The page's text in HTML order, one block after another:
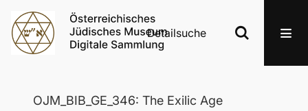
Detailsuche
OJM_BIB_GE_346: The Exilic Age